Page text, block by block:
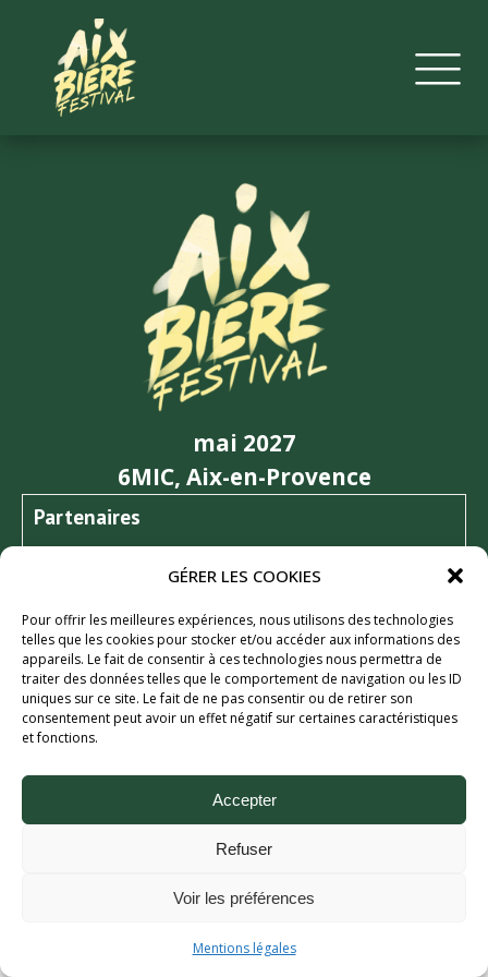
GÉRER LES COOKIES
Pour offrir les meilleures expériences, nous utilisons des technologies
telles que les cookies pour stocker et/ou accéder aux informations des
appareils. Le fait de consentir à ces technologies nous permettra de
traiter des données telles que le comportement de navigation ou les ID
uniques sur ce site. Le fait de ne pas consentir ou de retirer son
consentement peut avoir un effet négatif sur certaines caractéristiques
et fonctions.
Accepter
Refuser
Voir les préférences
Mentions légales
mai 2027
6MIC, Aix-en-Provence
Partenaires
Mentions légales.